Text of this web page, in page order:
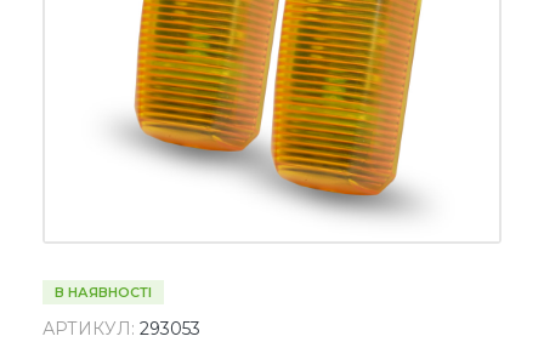
В НАЯВНОСТІ
АРТИКУЛ: 293053